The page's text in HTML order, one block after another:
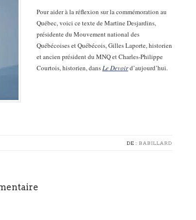
Pour aider à la réflexion sur la commémoration au
Québec, voici ce texte de Martine Desjardins,
présidente du Mouvement national des
Québécoises et Québécois, Gilles Laporte, historien
et ancien président du MNQ et Charles-Philippe
Courtois, historien, dansLe Devoird’aujourd’hui.
DE : BABILLARD